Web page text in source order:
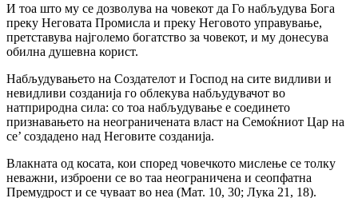
И тоа што му се дозволува на човекот да Го набљудува Бога
преку Неговата Промисла и преку Неговото управување,
претставува најголемо богатство за човекот, и му донесува
обилна душевна корист.
Набљудувањето на Создателот и Господ на сите видливи и
невидливи созданија го облекува набљудувачот во
натприродна сила: со тоа набљудување е соединето
признавањето на неограничената власт на Семоќниот Цар на
се’ создадено над Неговите созданија.
Влакната од косата, кои според човечкото мислење се толку
неважни, изброени се во таа неограничена и сеопфатна
Премудрост и се чуваат во неа (Мат. 10, 30; Лука 21, 18).